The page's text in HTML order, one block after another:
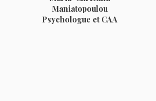
Maniatopoulou
Psychologue et CAA